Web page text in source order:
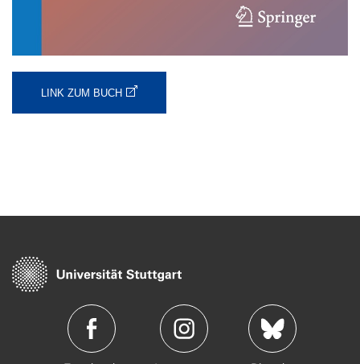
LINK ZUM BUCH